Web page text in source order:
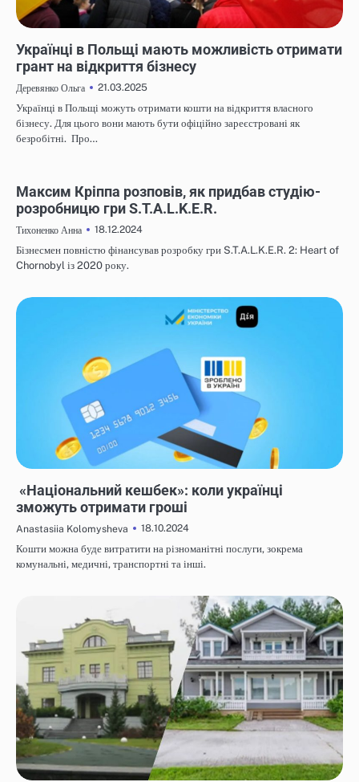
Українці в Польщі мають можливість отримати
грант на відкриття бізнесу
Деревянко Ольга
21.03.2025
Українці в Польщі можуть отримати кошти на відкриття власного
бізнесу. Для цього вони мають бути офіційно зареєстровані як
безробітні. Про…
Максим Кріппа розповів, як придбав студію-
розробницю гри S.T.A.L.K.E.R.
Тихоненко Анна
18.12.2024
Бізнесмен повністю фінансував розробку гри S.T.A.L.K.E.R. 2: Heart of
Chornobyl із 2020 року.
«Національний кешбек»: коли українці
зможуть отримати гроші
Anastasiia Kolomysheva
18.10.2024
Кошти можна буде витратити на різноманітні послуги, зокрема
комунальні, медичні, транспортні та інші.